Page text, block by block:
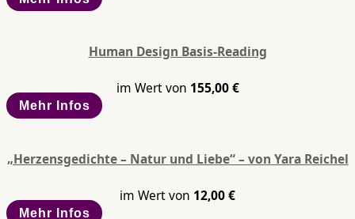
Human Design Basis-Reading
im Wert von 155,00€
Mehr Infos
„Herzensgedichte – Natur und Liebe“ – von Yara Reichel
im Wert von 12,00€
Mehr Infos